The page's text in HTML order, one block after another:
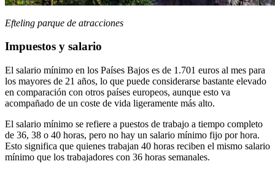
Efteling parque de atracciones
Impuestos y salario
El salario mínimo en los Países Bajos es de 1.701 euros al mes para
los mayores de 21 años, lo que puede considerarse bastante elevado
en comparación con otros países europeos, aunque esto va
acompañado de un coste de vida ligeramente más alto.
El salario mínimo se refiere a puestos de trabajo a tiempo completo
de 36, 38 o 40 horas, pero no hay un salario mínimo fijo por hora.
Esto significa que quienes trabajan 40 horas reciben el mismo salario
mínimo que los trabajadores con 36 horas semanales.